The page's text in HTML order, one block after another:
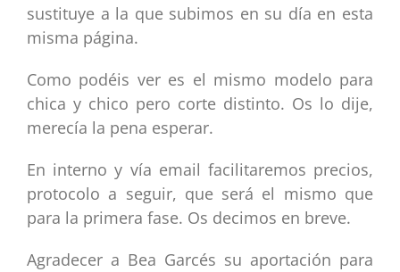
sustituye a la que subimos en su día en esta
misma página.
Como podéis ver es el mismo modelo para
chica y chico pero corte distinto. Os lo dije,
merecía la pena esperar.
En interno y vía email facilitaremos precios,
protocolo a seguir, que será el mismo que
para la primera fase. Os decimos en breve.
Agradecer a Bea Garcés su aportación para